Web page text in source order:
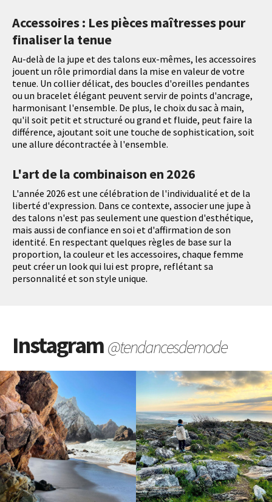
Accessoires : Les pièces maîtresses pour
finaliser la tenue
Au-delà de la jupe et des talons eux-mêmes, les accessoires
jouent un rôle primordial dans la mise en valeur de votre
tenue. Un collier délicat, des boucles d'oreilles pendantes
ou un bracelet élégant peuvent servir de points d'ancrage,
harmonisant l'ensemble. De plus, le choix du sac à main,
qu'il soit petit et structuré ou grand et fluide, peut faire la
différence, ajoutant soit une touche de sophistication, soit
une allure décontractée à l'ensemble.
L'art de la combinaison en 2026
L'année 2026 est une célébration de l'individualité et de la
liberté d'expression. Dans ce contexte, associer une jupe à
des talons n'est pas seulement une question d'esthétique,
mais aussi de confiance en soi et d'affirmation de son
identité. En respectant quelques règles de base sur la
proportion, la couleur et les accessoires, chaque femme
peut créer un look qui lui est propre, reflétant sa
personnalité et son style unique.
Instagram@tendancesdemode